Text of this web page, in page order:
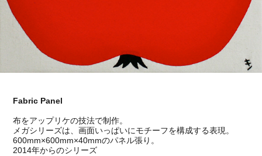
Fabric Panel
布をアップリケの技法で制作。
メガシリーズは、画面いっぱいにモチーフを構成する表現。
600mm×600mm×40mmのパネル張り。
2014年からのシリーズ